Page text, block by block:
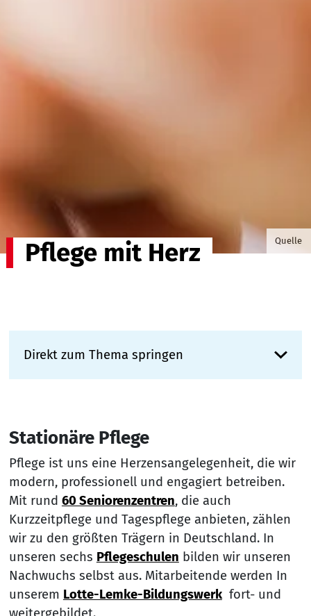
Quelle
Pflege mit Herz
Direkt zum Thema springen
Stationäre Pflege
Pflege ist uns eine Herzensangelegenheit, die wir
modern, professionell und engagiert betreiben.
Mit rund 60 Seniorenzentren, die auch
Kurzzeitpflege und Tagespflege anbieten, zählen
wir zu den größten Trägern in Deutschland. In
unseren sechs Pflegeschulen bilden wir unseren
Nachwuchs selbst aus. Mitarbeitende werden In
unserem Lotte-Lemke-Bildungswerkfort- und